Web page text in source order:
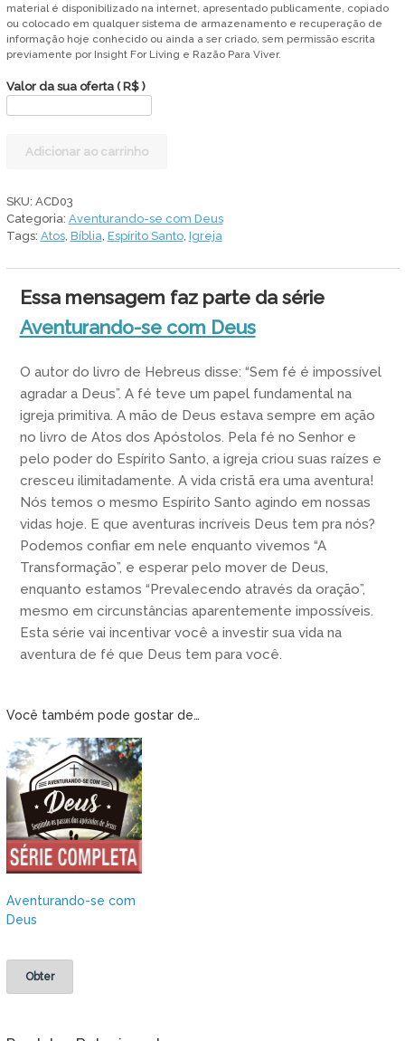
material é disponibilizado na internet, apresentado publicamente, copiado
ou colocado em qualquer sistema de armazenamento e recuperação de
informação hoje conhecido ou ainda a ser criado, sem permissão escrita
previamente por Insight For Living e Razão Para Viver.
Valor da sua oferta ( R$ )
quantidade
Adicionar ao carrinho
SKU: ACD03
Categoria: Aventurando-se com Deus
Tags: Atos, Bíblia Espírito Santo, Igreja
Essa mensagem faz parte da série
Aventurando-se com Deus
O autor do livro de Hebreus disse: “Sem fé é impossível
agradar a Deus”. A fé teve um papel fundamental na
igreja primitiva. A mão de Deus estava sempre em ação
no livro de Atos dos Apóstolos. Pela fé no Senhor e
pelo poder do Espírito Santo, a igreja criou suas raízes e
cresceu ilimitadamente. A vida cristã era uma aventura!
Nós temos o mesmo Espírito Santo agindo em nossas
vidas hoje. E que aventuras incríveis Deus tem pra nós?
Podemos confiar em nele enquanto vivemos “A
Transformação”, e esperar pelo mover de Deus,
enquanto estamos “Prevalecendo através da oração”,
mesmo em circunstâncias aparentemente impossíveis.
Esta série vai incentivar você a investir sua vida na
aventura de fé que Deus tem para você.
Você também pode gostar de…
Aventurando-se com
Deus
Obter